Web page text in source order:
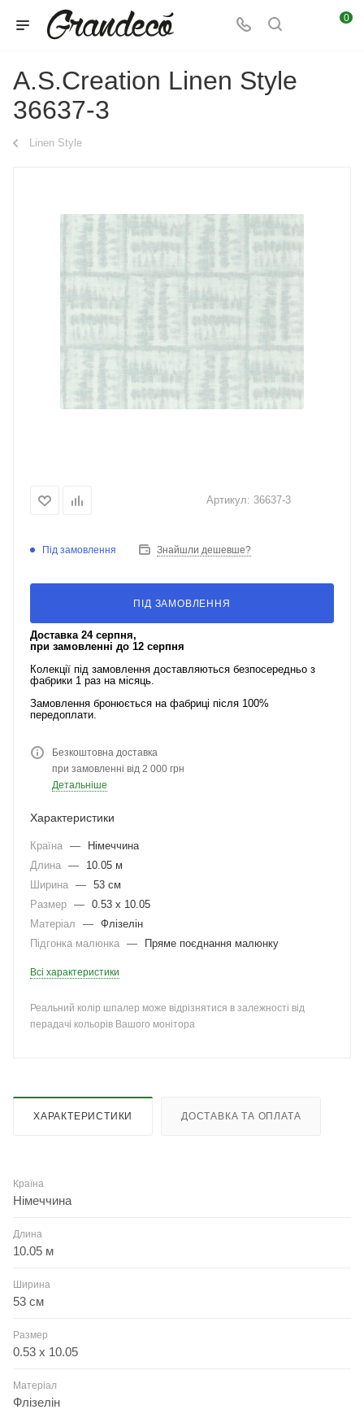
0
A.S.Creation Linen Style
36637-3
Linen Style
Артикул: 36637-3
Під замовлення Знайшли дешевше?
ПІД ЗАМОВЛЕННЯ
Доставка 24 серпня,
при замовленні до 12 серпня
Колекції під замовлення доставляються безпосередньо з
фабрики 1 раз на місяць.
Замовлення бронюється на фабриці після 100%
передоплати.
Безкоштовна доставка
при замовленні від 2 000 грн
Детальніше
Характеристики
Країна —
Німеччина
Длина —
10.05 м
Ширина — 53 см
Размер — 0.53 x 10.05
Матеріал
— Флізелін
Підгонка малюнка — Пряме поєднання малюнку
Всі характеристики
Реальний колір шпалер може відрізнятися в залежності від
перадачі кольорів Вашого монітора
ХАРАКТЕРИСТИКИ ДОСТАВКА ТА ОПЛАТА
Країна
Німеччина
Длина
10.05 м
Ширина
53 см
Размер
0.53 x 10.05
Матеріал
Флізелін